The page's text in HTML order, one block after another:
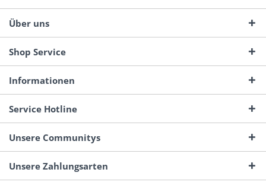
Über uns
Shop Service
Informationen
Service Hotline
Unsere Communitys
Unsere Zahlungsarten